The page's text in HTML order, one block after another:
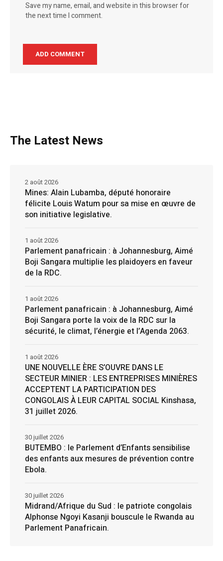
Save my name, email, and website in this browser for
the next time I comment.
The Latest News
Mines: Alain Lubamba, député honoraire
félicite Louis Watum pour sa mise en œuvre de
son initiative legislative.
2 août 2026
Parlement panafricain : à Johannesburg, Aimé
Boji Sangara multiplie les plaidoyers en faveur
de la RDC.
1 août 2026
Parlement panafricain : à Johannesburg, Aimé
Boji Sangara porte la voix de la RDC sur la
sécurité, le climat, l’énergie et l’Agenda 2063.
1 août 2026
UNE NOUVELLE ÈRE S’OUVRE DANS LE
SECTEUR MINIER : LES ENTREPRISES MINIÈRES
ACCEPTENT LA PARTICIPATION DES
CONGOLAIS À LEUR CAPITAL SOCIAL Kinshasa,
31 juillet 2026.
1 août 2026
BUTEMBO : le Parlement d’Enfants sensibilise
des enfants aux mesures de prévention contre
Ebola.
30 juillet 2026
Midrand/Afrique du Sud : le patriote congolais
Alphonse Ngoyi Kasanji bouscule le Rwanda au
Parlement Panafricain.
30 juillet 2026